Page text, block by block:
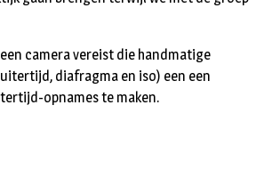
camera vereist die handmatige
diafragma en iso) een een
opnames te maken.